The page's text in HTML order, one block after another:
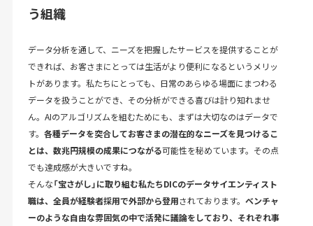
う組織
データ分析を通して、ニーズを把握したサービスを提供することが
できれば、お客さまにとっては生活がより便利になるというメリッ
トがあります。私たちにとっても、日常のあらゆる場面にまつわる
データを扱うことができ、その分析ができる喜びは計り知れませ
ん。AIのアルゴリズムを組むためにも、まずは大切なのはデータで
す。各種データを突合してお客さまの潜在的なニーズを見つけるこ
とは、数兆円規模の成果につながる可能性を秘めています。その点
でも達成感が大きいですね。
そんな「宝さがし」に取り組む私たちDICのデータサイエンティスト
職は、全員が経験者採用で外部から登用されております。ベンチャ
ーのような自由な雰囲気の中で活発に議論をしており、それぞれ事